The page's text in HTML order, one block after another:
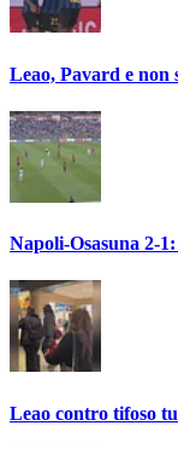
Leao, Pavard e non
Napoli-Osasuna 2-
Leao contro tifoso